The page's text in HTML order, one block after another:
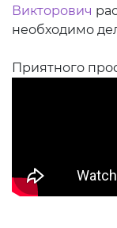
Викторович
необходимо
Приятного